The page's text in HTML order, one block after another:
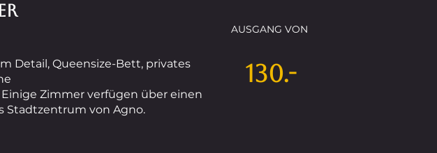
AUSGANG VON
Detail, Queensize-Bett, privates
Zimmer verfügen über einen
Stadtzentrum von Agno.
130.-